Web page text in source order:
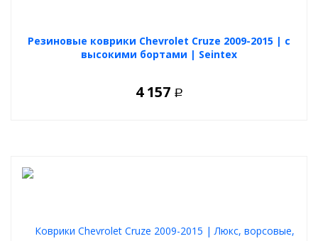
Резиновые коврики Chevrolet Cruze 2009-2015 | с
высокими бортами | Seintex
4 157 Р